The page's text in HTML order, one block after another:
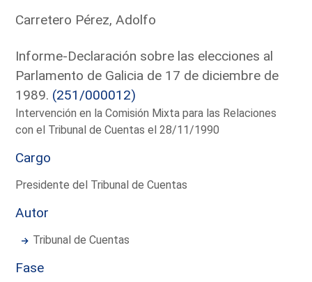
Carretero Pérez, Adolfo
Informe-Declaración sobre las elecciones al
Parlamento de Galicia de 17 de diciembre de
1989. (251/000012)
Intervención en la Comisión Mixta para las Relaciones
con el Tribunal de Cuentas el 28/11/1990
Cargo
Presidente del Tribunal de Cuentas
Autor
Tribunal de Cuentas
Fase